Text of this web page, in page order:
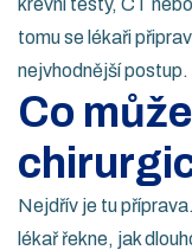
krevní testy, CT
tomu se lékaři
nejvhodnější postup.
Co
Nejdřív je tu
lékař řekne, jak